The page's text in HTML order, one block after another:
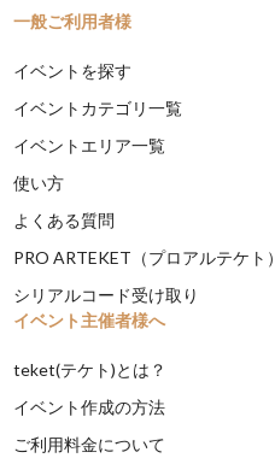
一般ご利用者様
イベントを探す
イベントカテゴリ一覧
イベントエリア一覧
使い方
よくある質問
PRO ARTEKET（プロアルテケト）
シリアルコード受け取り
イベント主催者様へ
teket(テケト)とは？
イベント作成の方法
ご利用料金について